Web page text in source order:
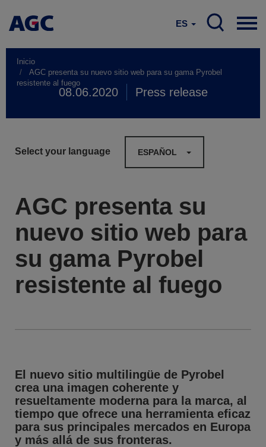
ES
Inicio
AGC presenta su nuevo sitio web para su gama Pyrobel
resistente al fuego
08.06.2020 Press release
Select your language ESPAÑOL
AGC presenta su
nuevo sitio web para
su gama Pyrobel
resistente al fuego
El nuevo sitio multilingüe de Pyrobel
crea una imagen coherente y
resueltamente moderna para la marca, al
tiempo que ofrece una herramienta eficaz
para sus principales mercados en Europa
y más allá de sus fronteras.